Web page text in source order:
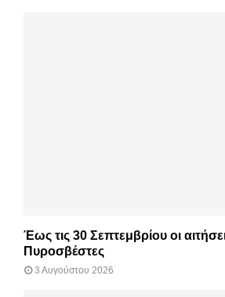
Έως τις 30 Σεπτεμβρίου οι
Πυροσβέστες
3 Αυγούστου 2026